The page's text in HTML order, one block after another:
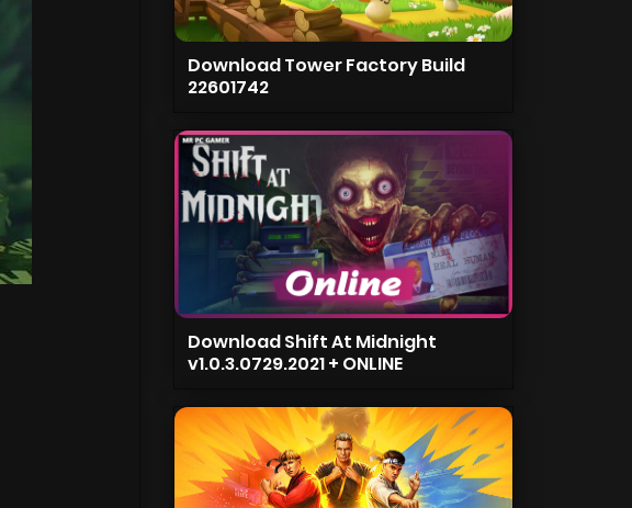
Download Tower Factory Build
22601742
Download Shift At Midnight
v1.0.3.0729.2021 + ONLINE